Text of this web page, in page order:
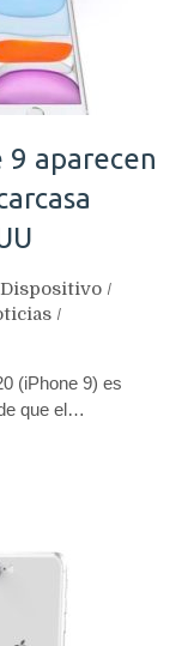
9 aparecen
Dispositivo /
/
(iPhone 9) es
que el…